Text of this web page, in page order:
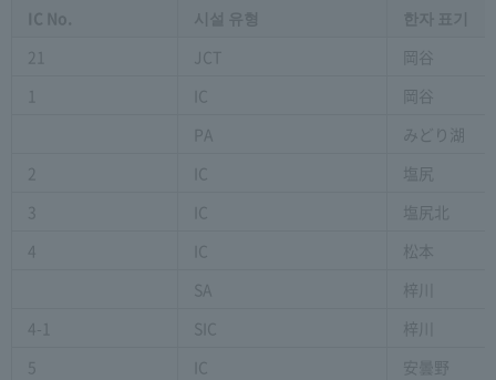
21
JCT
岡谷
1
IC
岡谷
PA
みどり湖
2
IC
塩尻
3
IC
塩尻北
4
IC
松本
SA
梓川
4-1
SIC
梓川
5
IC 安曇野